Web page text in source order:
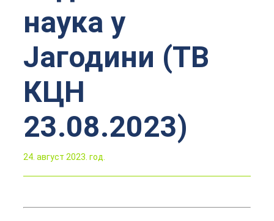
наука у
Јагодини (ТВ
КЦН
23.08.2023)
24. август 2023. год.